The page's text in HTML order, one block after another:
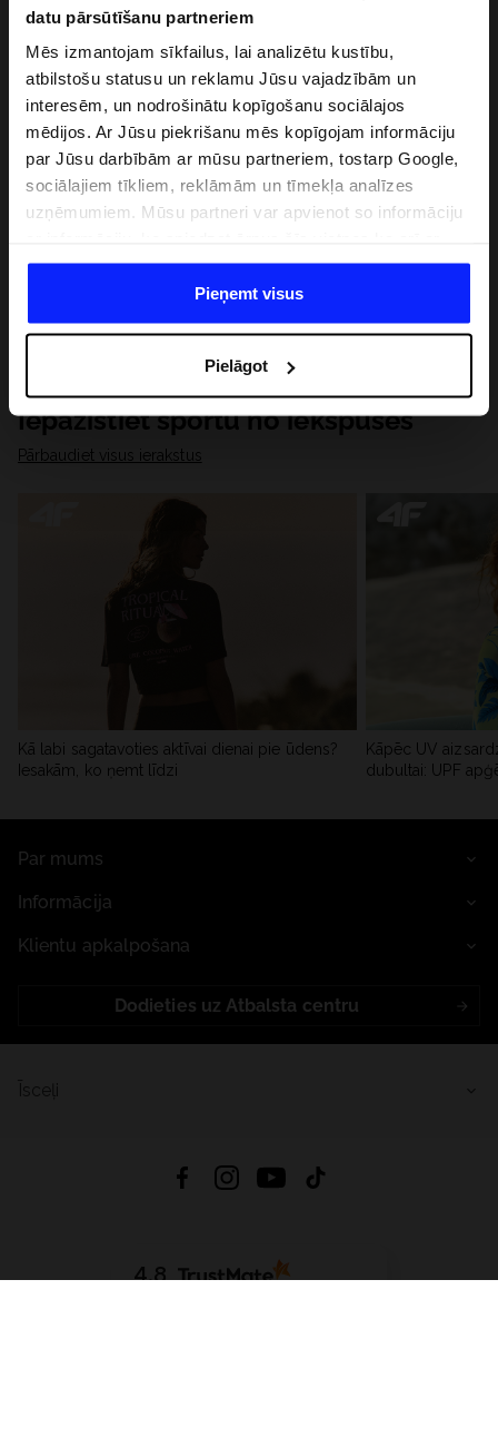
datu pārsūtīšanu partneriem
Mēs izmantojam sīkfailus, lai analizētu kustību,
atbilstošu statusu un reklamu Jūsu vajadzībām un
interesēm, un nodrošinātu kopīgošanu sociālajos
mēdijos. Ar Jūsu piekrišanu mēs kopīgojam informāciju
par Jūsu darbībām ar mūsu partneriem, tostarp Google,
sociālajiem tīkliem, reklāmām un tīmekļa analīzes
uzņēmumiem. Mūsu partneri var apvienot so informāciju
datiem, ko viņi iegūst, izmantojot viņu pakalpojumus. Ar
Jūsu atļauju, mēs varam pārsūtīt Jūsu personas datus
saviem partneriem, lai uzlabotu veidu, kadā tiek rādīta
saturu un uzlabotu mūsu partneru piedāvātos risinajumus
( piem. socialos tīklus). Detalizētu informāciju var atrast
mūsu Privātuma politikā un sadaļā "Detaļas".
Pieņemt visus
Pielāgot
Iepazīstiet sportu no iekšpuses
Pārbaudiet visus ierakstus
Kā labi sagatavoties aktīvai dienai pie ūdens?
Iesakām, ko ņemt līdzi
Kāpēc UV
dubultai: UPF
Par mums
Informācija
Klientu apkalpošana
Dodieties uz Atbalsta centru
4.8